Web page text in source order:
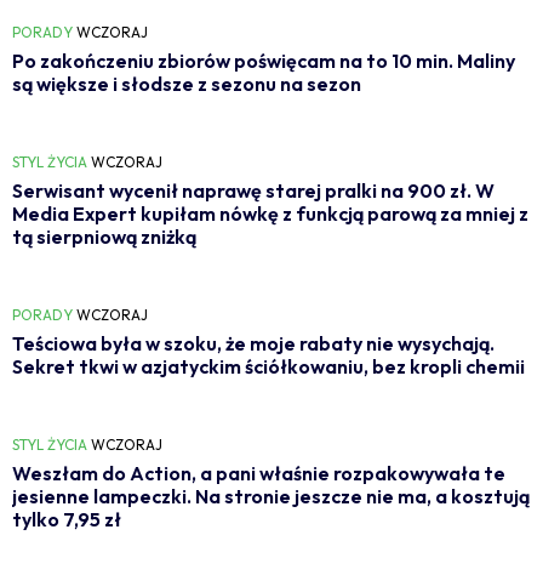
PORADY WCZORAJ
Po zakończeniu zbiorów poświęcam na to 10 min. Maliny
są większe i słodsze z sezonu na sezon
STYL ŻYCIA WCZORAJ
Serwisant wycenił naprawę starej pralki na 900 zł. W
Media Expert kupiłam nówkę z funkcją parową za mniej z
tą sierpniową zniżką
PORADY WCZORAJ
Teściowa była w szoku, że moje rabaty nie wysychają.
Sekret tkwi w azjatyckim ściółkowaniu, bez kropli chemii
STYL ŻYCIA WCZORAJ
Weszłam do Action, a pani właśnie rozpakowywała te
jesienne lampeczki. Na stronie jeszcze nie ma, a kosztują
tylko 7,95 zł